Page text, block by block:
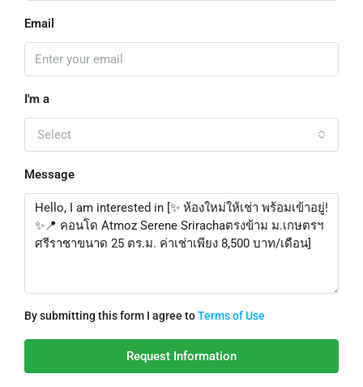
Email
I'm a
Select
Message
By submitting this form I agree toTerms of Use
Request Information